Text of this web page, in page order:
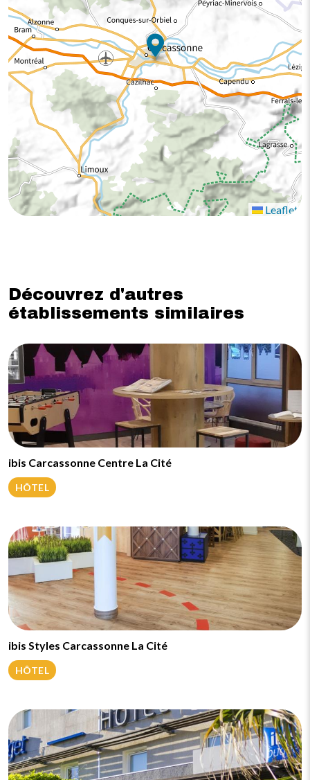
Leaflet
Découvrez d'autres
établissements similaires
ibis Carcassonne Centre La Cité
HÔTEL
ibis Styles Carcassonne La Cité
HÔTEL